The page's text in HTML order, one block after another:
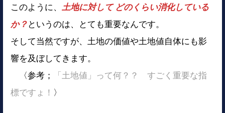
このように、 土地に対して どのくらい消化している
か？というのは、とても重要なんです。
そして当然ですが、土地の価値や土地値自体にも影
響を及ぼしてきます。
〈参考；
「土地値」って何？？ すごく重要な指
標ですょ！ 〉